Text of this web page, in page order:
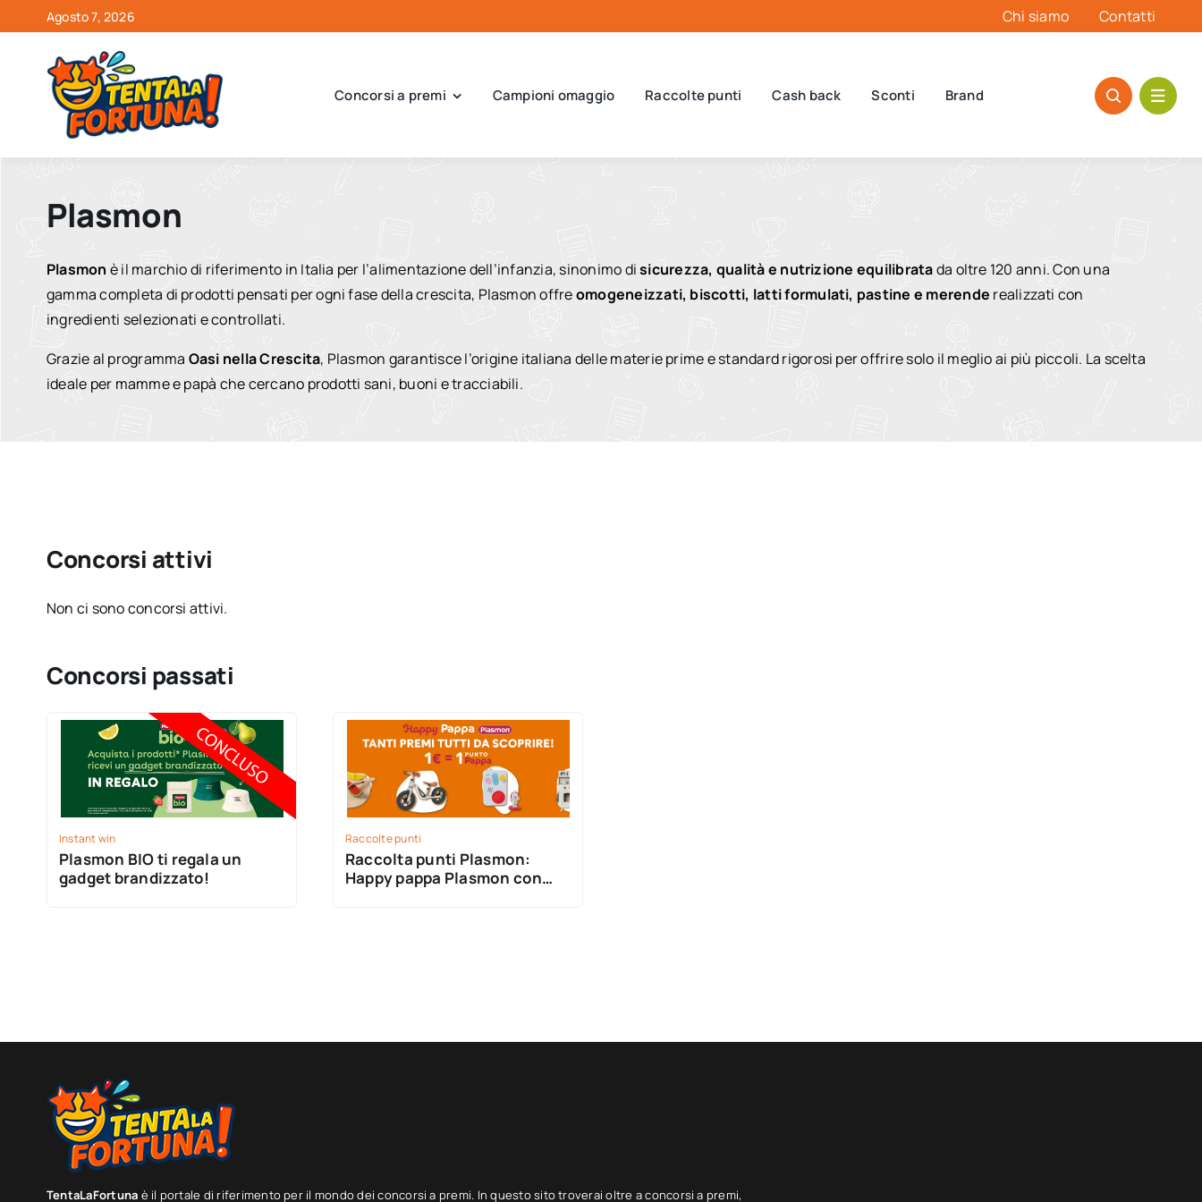
al
contenuto
Agosto 7, 2026 Chi siamo Contatti
Concorsi a premi Campioni omaggio Raccolte punti Cash back Sconti Brand
Plasmon
Plasmon è il marchio di riferimento in Italia per l’alimentazione dell’infanzia, sinonimo disicurezza, qualità e nutrizione equilibratada oltre 120 anni. Con una
gamma completa di prodotti pensati per ogni fase della crescita, Plasmon offreomogeneizzati, biscotti, latti formulati, pastine e merende realizzati con
ingredienti selezionati e controllati.
Grazie al programma Oasi nella Crescita, Plasmon garantisce l’origine italiana delle materie prime e standard rigorosi per offrire solo il meglio ai più piccoli. La scelta
ideale per mamme e papà che cercano prodotti sani, buoni e tracciabili.
Concorsi attivi
Non ci sono concorsi attivi.
Concorsi passati
Instant win
Plasmon BIO ti regala un
gadget brandizzato!
Raccolte punti
Raccolta punti Plasmon:
Happy pappa Plasmon con
TentaLaFortuna è il portale di riferimento per il mondo dei concorsi a premi. In questo sito troverai oltre a concorsi a premi,